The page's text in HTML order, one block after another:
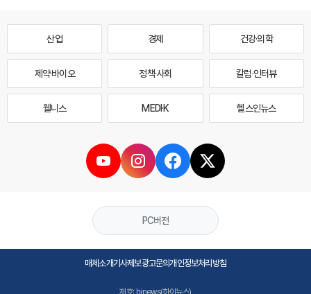
산업 경제 건강·의학
제약·바이오 정책·사회 칼럼·인터뷰
웰니스 MEDI·K 헬스인뉴스
PC버전
매체소개기사제보광고문의개인정보처리방침
제호: hinews(하이뉴스)